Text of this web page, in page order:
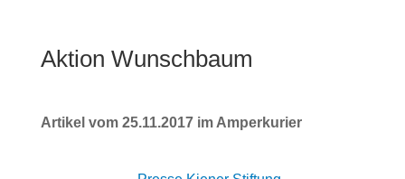
Aktion Wunschbaum
Artikel vom 25.11.2017 im Amperkurier